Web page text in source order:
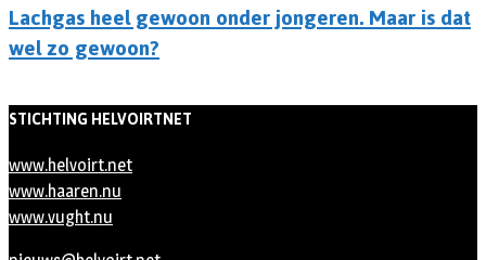
Lachgas heel gewoon onder jongeren. Maar is dat
wel zo gewoon?
STICHTING HELVOIRTNET
www.helvoirt.net
www.haaren.nu
www.vught.nu